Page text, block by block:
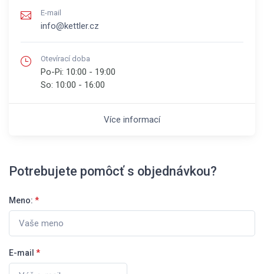
E-mail
info@kettler.cz
Otevírací doba
Po-Pi: 10:00 - 19:00
So: 10:00 - 16:00
Více informací
Potrebujete pomôcť s objednávkou?
Meno: *
E-mail *